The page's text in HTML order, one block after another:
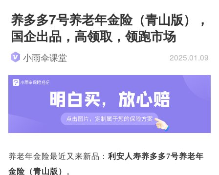
养多多7号养老年金险（青山版），
国企出品，高领取，领跑市场
小雨伞课堂 2025.01.09
养老年金险最近又来新品： 利安人寿养多多7号养老年
金险（青山版）
。